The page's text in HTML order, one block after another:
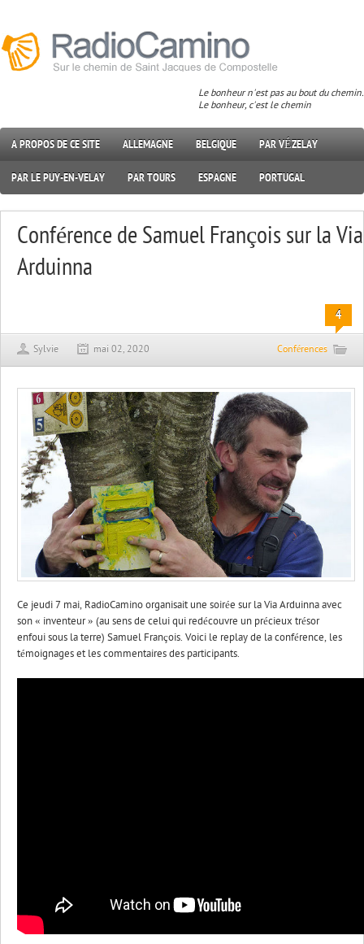
Le bonheur n'est pas au bout du chemin.
Le bonheur, c'est le chemin
A PROPOS DE CE SITE ALLEMAGNE BELGIQUE PAR VÉZELAY
PAR LE PUY-EN-VELAY PAR TOURS ESPAGNE PORTUGAL
Conférence de Samuel François sur la Via
Arduinna
4
Sylvie mai 02, 2020 Conférences
Ce jeudi 7 mai, RadioCamino organisait une soirée sur la Via Arduinna avec
son « inventeur » (au sens de celui qui redécouvre un précieux trésor
enfoui sous la terre) Samuel François. Voici le replay de la conférence, les
témoignages et les commentaires des participants.